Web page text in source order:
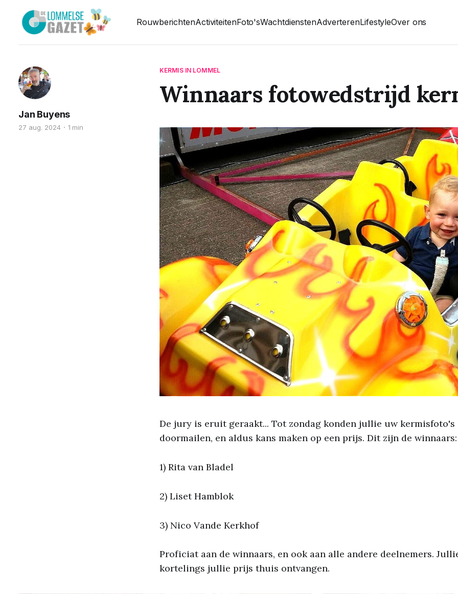
RouwberichtenActiviteitenFoto'sWachtdienstenAdverterenLifestyleOver ons
KERMIS IN LOMMEL
Winnaars fotowedstrijd
Jan Buyens
27 aug. 2024 1 min
De jury is eruit geraakt... Tot zondag konden jullie uw kermisfoto's
doormailen, en aldus kans maken op een prijs. Dit zijn de winnaars:
1) Rita van Bladel
2) Liset Hamblok
3) Nico Vande Kerkhof
Proficiat aan de winnaars, en ook aan alle andere deelnemers.
kortelings jullie prijs thuis ontvangen.